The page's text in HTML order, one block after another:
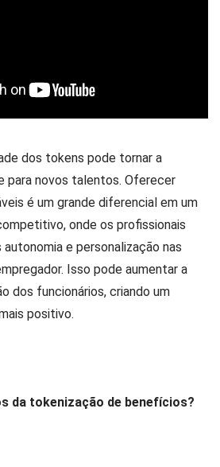
dos tokens pode tornar a
para novos talentos. Oferecer
é um grande diferencial em um
onde os profissionais
e personalização nas
Isso pode aumentar a
dos funcionários, criando um
positivo.
da tokenização de benefícios?